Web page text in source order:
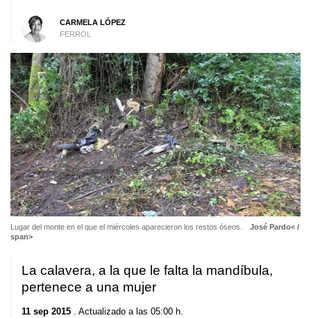
CARMELA LÓPEZ
FERROL
Lugar del monte en el que el miércoles aparecieron los restos óseos.
José Pardo< /
span>
La calavera, a la que le falta la mandíbula,
pertenece a una mujer
11 sep 2015 . Actualizado a las 05:00 h.